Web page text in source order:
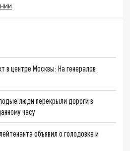
в центре Москвы: На генералов
люди перекрыли дороги в
часу
объявил о голодовке и